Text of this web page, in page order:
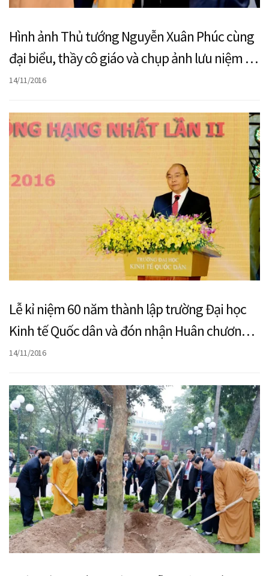
Hình ảnh Thủ tướng Nguyễn Xuân Phúc cùng
đại biểu, thầy cô giáo và chụp ảnh lưu niệm tại
Lễ kỷ niệm 60 năm thành lập Trường.
14/11/2016
Lễ kỉ niệm 60 năm thành lập trường Đại học
Kinh tế Quốc dân và đón nhận Huân chương
Lao động hạng Nhất lần thứ II
14/11/2016